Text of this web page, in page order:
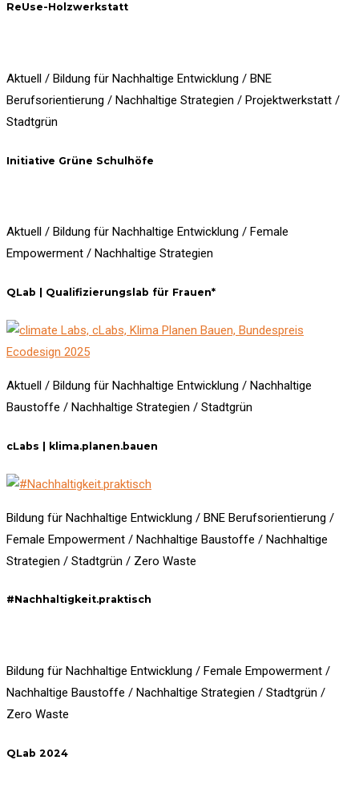
ReUse-Holzwerkstatt
Aktuell / Bildung für Nachhaltige Entwicklung / BNE
Berufsorientierung / Nachhaltige Strategien / Projektwerkstatt /
Stadtgrün
Initiative Grüne Schulhöfe
Aktuell / Bildung für Nachhaltige Entwicklung / Female
Empowerment / Nachhaltige Strategien
QLab | Qualifizierungslab für Frauen*
Aktuell / Bildung für Nachhaltige Entwicklung / Nachhaltige
Baustoffe / Nachhaltige Strategien / Stadtgrün
cLabs | klima.planen.bauen
Bildung für Nachhaltige Entwicklung / BNE Berufsorientierung /
Female Empowerment / Nachhaltige Baustoffe / Nachhaltige
Strategien / Stadtgrün / Zero Waste
#Nachhaltigkeit.praktisch
Bildung für Nachhaltige Entwicklung / Female Empowerment /
Nachhaltige Baustoffe / Nachhaltige Strategien / Stadtgrün /
Zero Waste
QLab 2024